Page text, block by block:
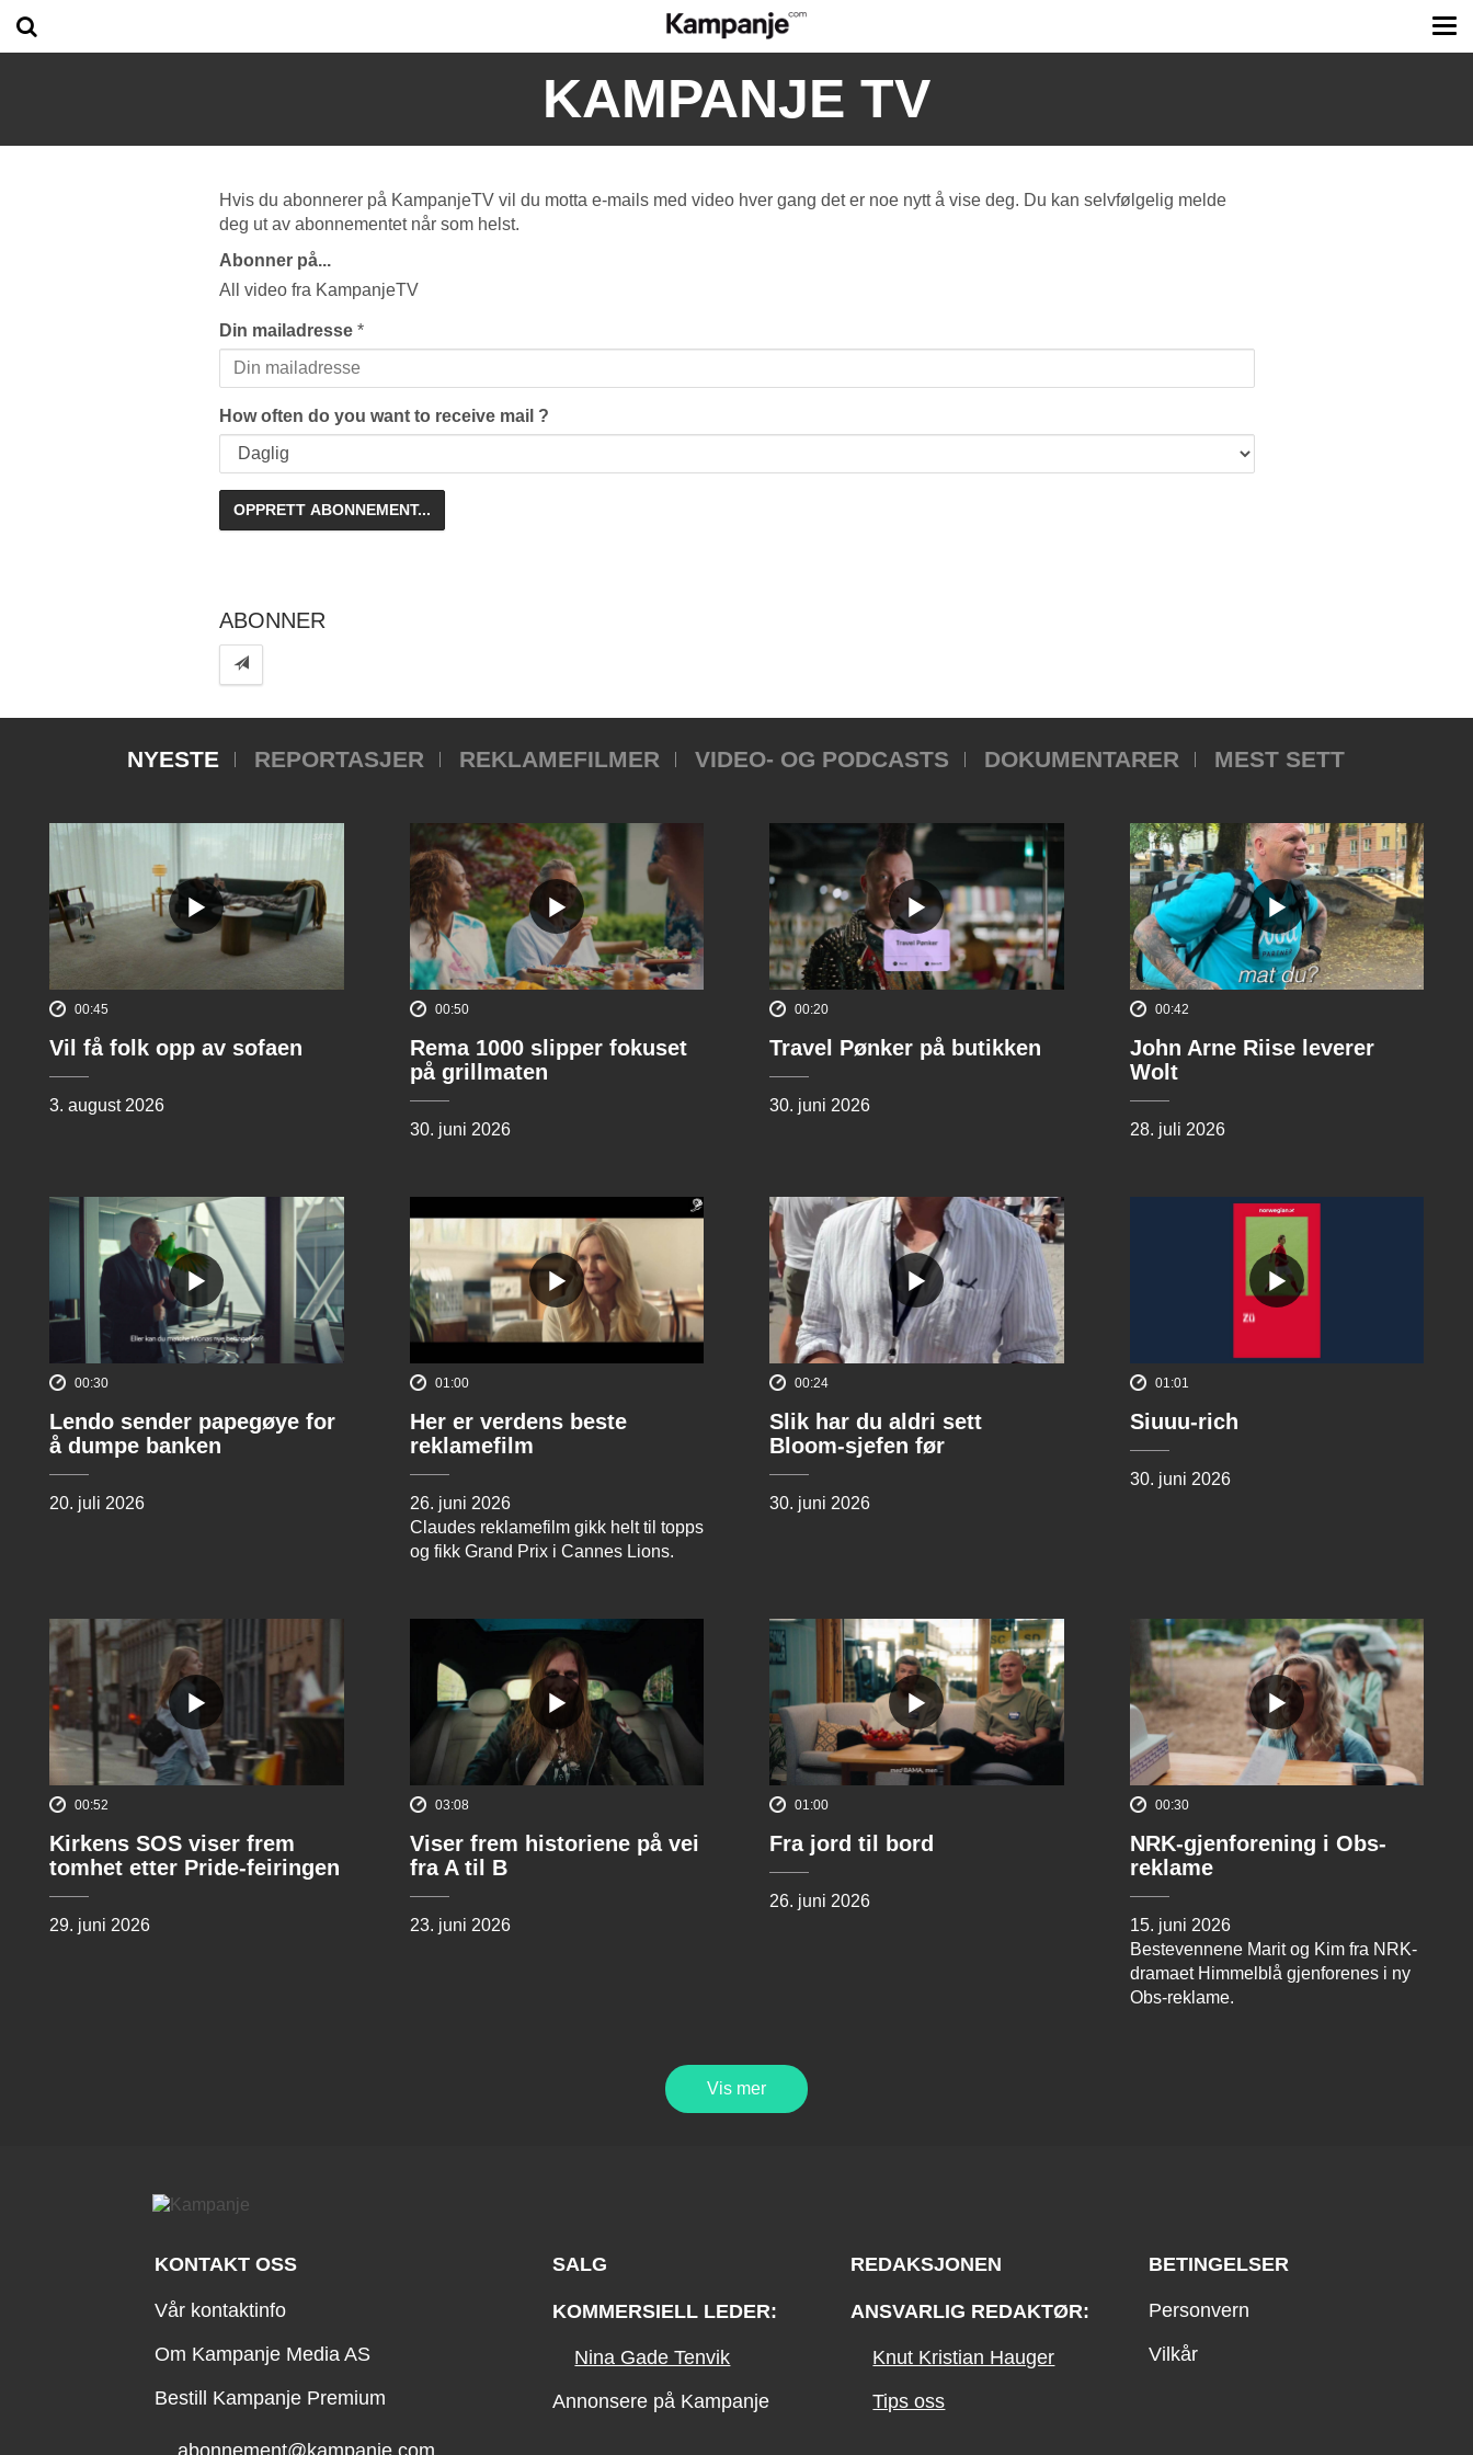
KAMPANJE TV
Hvis du abonnerer på KampanjeTV vil du motta e-mails med video hver gang det er noe nytt å vise deg. Du kan selvfølgelig melde
deg ut av abonnementet når som helst.
Abonner på...
All video fra KampanjeTV
Din mailadresse *
How often do you want to receive mail ?
ABONNER
NYESTE REPORTASJER REKLAMEFILMER VIDEO- OG PODCASTS DOKUMENTARER MEST SETT
00:45
Vil få folk opp av sofaen
3. august 2026
00:50
Rema 1000 slipper fokuset
på grillmaten
30. juni 2026
00:20
Travel Pønker på butikken
30. juni 2026
00:42
John Arne Riise leverer
Wolt
28. juli 2026
00:30
Lendo sender papegøye for
å dumpe banken
20. juli 2026
01:00
Her er verdens beste
reklamefilm
26. juni 2026
Claudes reklamefilm gikk helt til topps
og fikk Grand Prix i Cannes Lions.
00:24
Slik har du aldri sett
Bloom-sjefen før
30. juni 2026
01:01
Siuuu-rich
30. juni 2026
00:52
Kirkens SOS viser frem
tomhet etter Pride-feiringen
29. juni 2026
03:08
Viser frem historiene på vei
fra A til B
23. juni 2026
01:00
Fra jord til bord
26. juni 2026
00:30
NRK-gjenforening i Obs-
reklame
15. juni 2026
Bestevennene Marit og Kim fra NRK-
dramaet Himmelblå gjenforenes i ny
Obs-reklame.
Vis mer
KONTAKT OSS
Vår kontaktinfo
Om Kampanje Media AS
Bestill Kampanje Premium
SALG
KOMMERSIELL LEDER:
Nina Gade Tenvik
Annonsere på Kampanje
REDAKSJONEN
ANSVARLIG REDAKTØR:
Knut Kristian Hauger
Tips oss
BETINGELSER
Personvern
Vilkår